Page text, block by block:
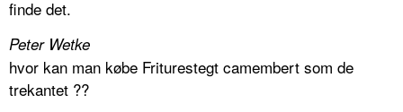
finde det.
Peter Wetke
hvor kan man købe Friturestegt camembert som de
trekantet ??